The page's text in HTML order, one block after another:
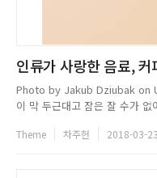
인류가 사랑한 음료, 커
Photo by Jakub Dziubak on
이 막 두근대고 잠은 잘 수가 없
닥친 초조한 기자들까지 우리들
Theme 차주헌 2018-03-23